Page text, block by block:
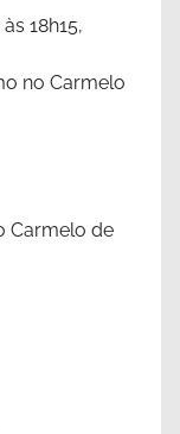
18h15,
no Carmelo
Carmelo de